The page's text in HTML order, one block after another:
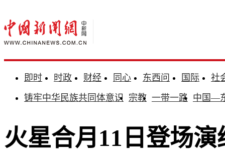
即时 时政 财经 同心 东西问 国际
社
铸牢中华民族共同体意识 宗教 一带一路 中国—
火星合月11日登场